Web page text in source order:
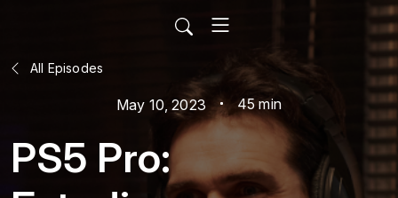
All Episodes
May 10, 2023 45 min
PS5 Pro: